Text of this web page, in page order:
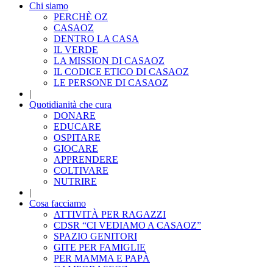
Chi siamo
PERCHÈ OZ
CASAOZ
DENTRO LA CASA
IL VERDE
LA MISSION DI CASAOZ
IL CODICE ETICO DI CASAOZ
LE PERSONE DI CASAOZ
|
Quotidianità che cura
DONARE
EDUCARE
OSPITARE
GIOCARE
APPRENDERE
COLTIVARE
NUTRIRE
|
Cosa facciamo
ATTIVITÀ PER RAGAZZI
CDSR “CI VEDIAMO A CASAOZ”
SPAZIO GENITORI
GITE PER FAMIGLIE
PER MAMMA E PAPÀ